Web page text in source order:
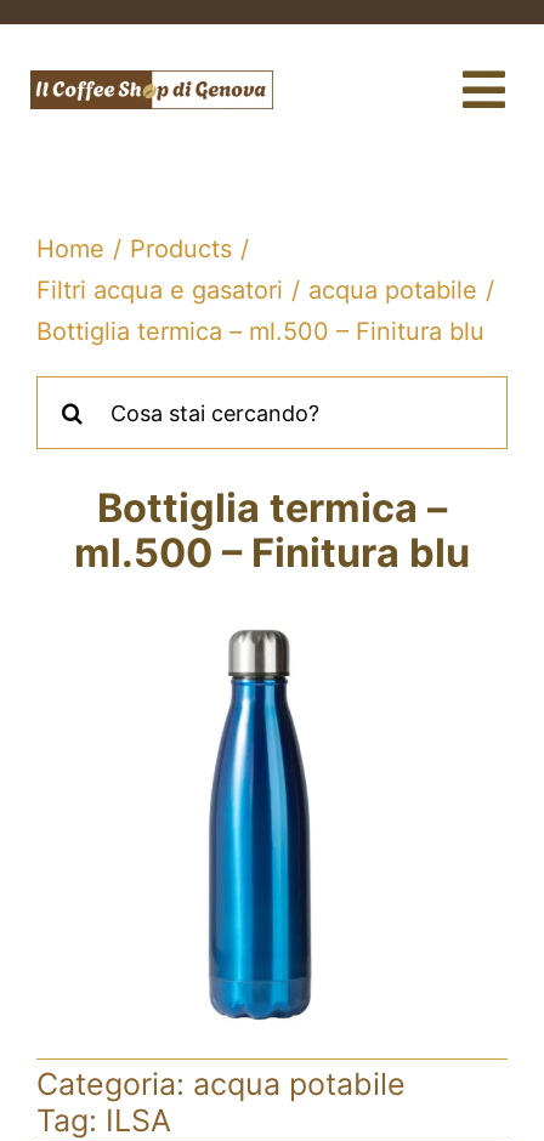
contenuto
Te e tisane
Fidelity Card
Blog
Home
Products
Filtri acqua e gasatori
acqua potabile
Bottiglia termica – ml.500 – Finitura blu
per:
Bottiglia termica –
ml.500 – Finitura blu
Categoria: acqua potabile
Tag: ILSA